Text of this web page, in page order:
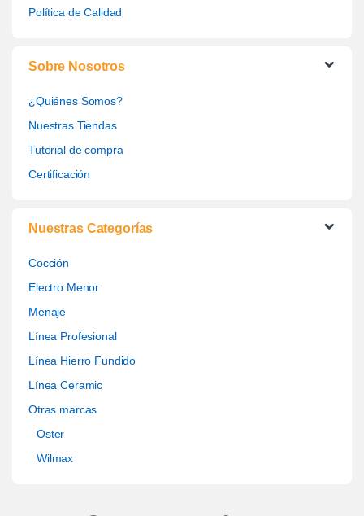
Política de Calidad
Sobre Nosotros
¿Quiénes Somos?
Nuestras Tiendas
Tutorial de compra
Certificación
Nuestras Categorías
Cocción
Electro Menor
Menaje
Línea Profesional
Línea Hierro Fundido
Línea Ceramic
Otras marcas
Oster
Wilmax